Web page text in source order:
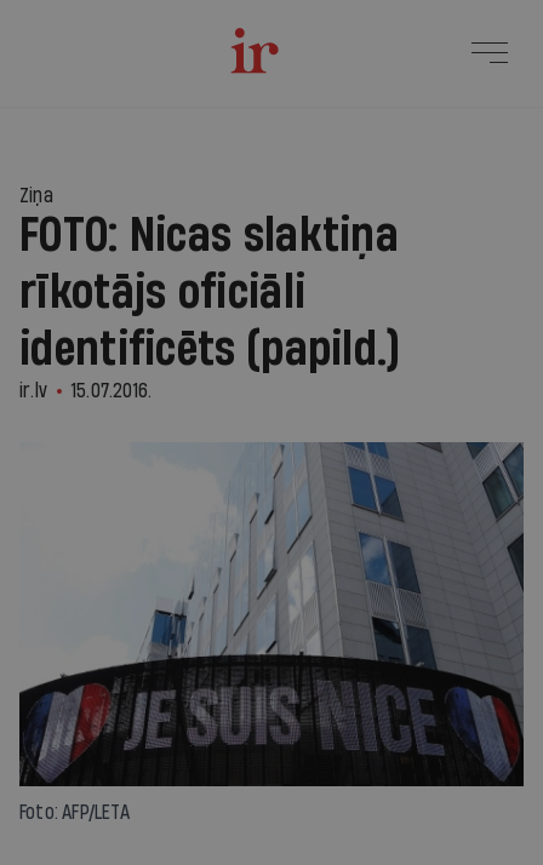
Ziņa
FOTO: Nicas slaktiņa
rīkotājs oficiāli
identificēts (papild.)
ir.lv 15.07.2016.
Foto: AFP/LETA